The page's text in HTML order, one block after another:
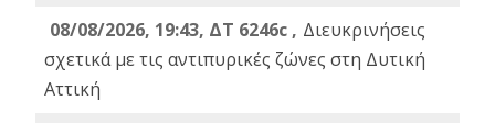
08/08/2026, 19:43, ΔT 6246c , Διευκρινήσεις
σχετικά με τις αντιπυρικές ζώνες στη Δυτική
Αττική